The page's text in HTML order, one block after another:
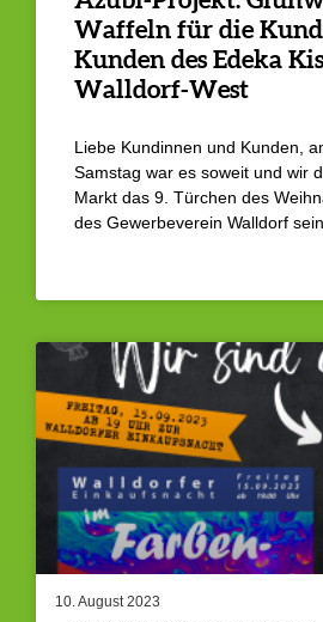
Waffeln für die
Kunden des Edeka
Walldorf-West
Liebe Kundinnen und Kunden,
Samstag war es soweit und wir
Markt das 9. Türchen des
des Gewerbeverein Walldorf sein
10. August 2023